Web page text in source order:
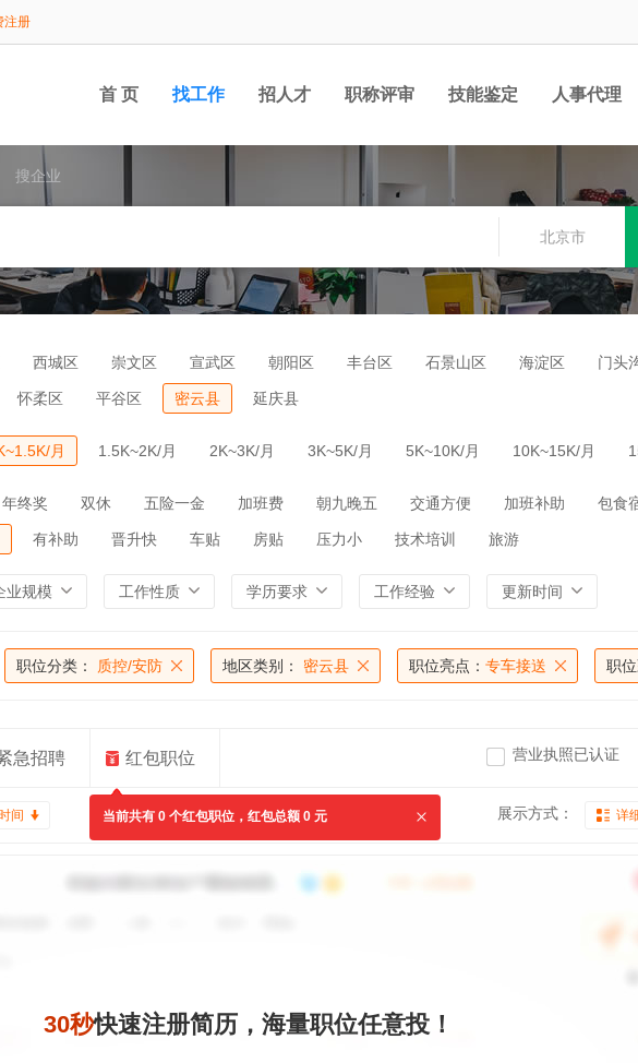
注册
首 页 找工作 招人才 职称评审 技能鉴定 人事代理
搜企业
北京市
西城区 崇文区 宣武区 朝阳区 丰台区 石景山区 海淀区 门头
怀柔区 平谷区 密云县 延庆县
月 1.5K~2K/月 2K~3K/月 3K~5K/月 5K~10K/月 10K~15K/月
年终奖 双休 五险一金 加班费 朝九晚五 交通方便 加班补助 包食
有补助 晋升快 车贴 房贴 压力小 技术培训 旅游
业规模 工作性质 学历要求 工作经验 更新时间
职位分类： 质控/安防 地区类别： 密云县 职位亮点： 专车接送 职位
急招聘 红包职位
当前共有 0 个红包职位，红包总额 0 元
营业执照已认证
间 展示方式： 详
30秒快速注册简历，海量职位任意投！